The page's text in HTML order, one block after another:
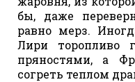
бы, даже
равно мерз.
Лири торопливо
пряностями, а
согреть теплом